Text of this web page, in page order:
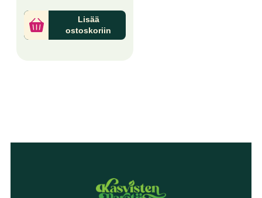
Lisää
ostoskoriin